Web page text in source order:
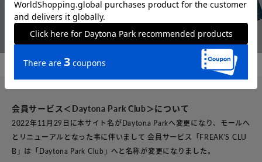
会員サービス＜Daytona Park Club＞について
2022年11月29日に本サイト名がDaytona Parkへ変更になり、モールへ
とリニューアルとなった事に伴いまして 会員サービス「FREAK'S CLU
B」は「Daytona Park Club」へと名称が変更になりました。